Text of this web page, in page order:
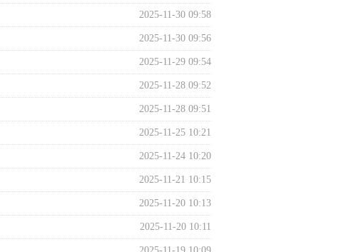
2025-11-30 09:58
2025-11-30 09:56
2025-11-29 09:54
2025-11-28 09:52
2025-11-28 09:51
2025-11-25 10:21
2025-11-24 10:20
2025-11-21 10:15
2025-11-20 10:13
2025-11-20 10:11